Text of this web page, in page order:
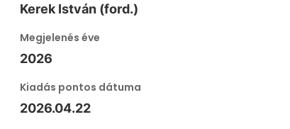
Kerek István (ford.)
Megjelenés éve
2026
Kiadás pontos dátuma
2026.04.22